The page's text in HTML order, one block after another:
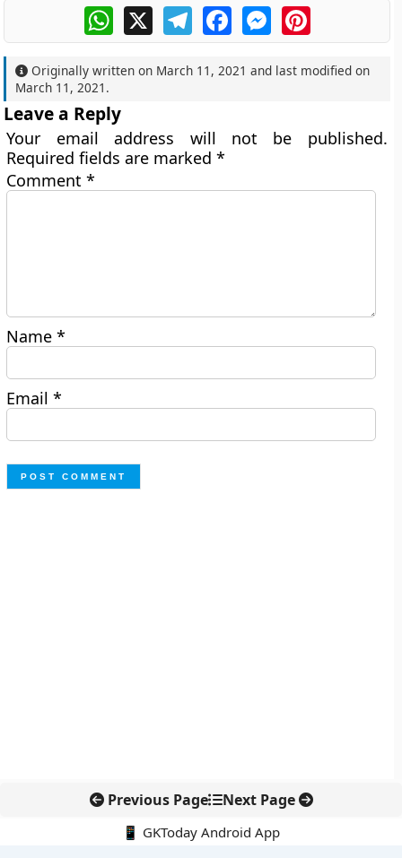
WhatsApp
X TelegramFacebookMessengerPinterest
Originally written on March 11, 2021 and last modified on
March 11, 2021 .
Leave a Reply
Your email address will not be published.
Required fields are marked*
Comment*
Name*
Email*
Previous Page Next Page
📱 GKToday Android App